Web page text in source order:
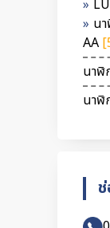
น
AA
นาฬิ
นาฬิ